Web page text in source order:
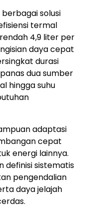
solusi
termal
4,9 liter per
daya cepat
durasi
dua sumber
hingga suhu
adaptasi
cepat
energi lainnya.
definisi sistematis
pengendalian
daya jelajah